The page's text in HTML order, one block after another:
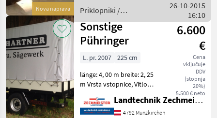
Nova naprava
prekucnike, gozdne prikol
Priklopniki /
Sonstige
26-10-2015
16:10
Sonstige
Pühringer
6.600
€
Cena
vključuje
DDV
(stopnja
20%)
5.500 € neto
L. pr. 2007
225 cm
länge: 4, 00 m breite: 2, 25
m Vrsta vstopnice, Vitlo
priklopnik
Landtechnik Zechmeister GmbH & Co KG
4792 Münzkirchen